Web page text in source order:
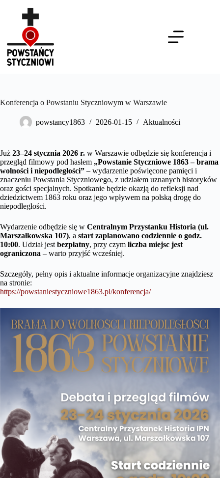
Konferencja o Powstaniu Styczniowym w Warszawie
powstancy1863 2026-01-15 Aktualności
Już 23–24 stycznia 2026 r. w Warszawie odbędzie się konferencja i
przegląd filmowy pod hasłem „Powstanie Styczniowe 1863 – brama
wolności i niepodległości” – wydarzenie poświęcone pamięci i
znaczeniu Powstania Styczniowego, z udziałem uznanych historyków
oraz gości specjalnych. Spotkanie będzie okazją do refleksji nad
dziedzictwem 1863 roku oraz jego wpływem na polską drogę do
niepodległości.
Wydarzenie odbędzie się w Centralnym Przystanku Historia (ul.
Marszałkowska 107), a start zaplanowano codziennie o godz.
10:00. Udział jest bezpłatny, przy czym liczba miejsc jest
ograniczona – warto przyjść wcześniej.
Szczegóły, pełny opis i aktualne informacje organizacyjne znajdziesz
na stronie:
https://powstaniestyczniowe1863.pl/konferencja/